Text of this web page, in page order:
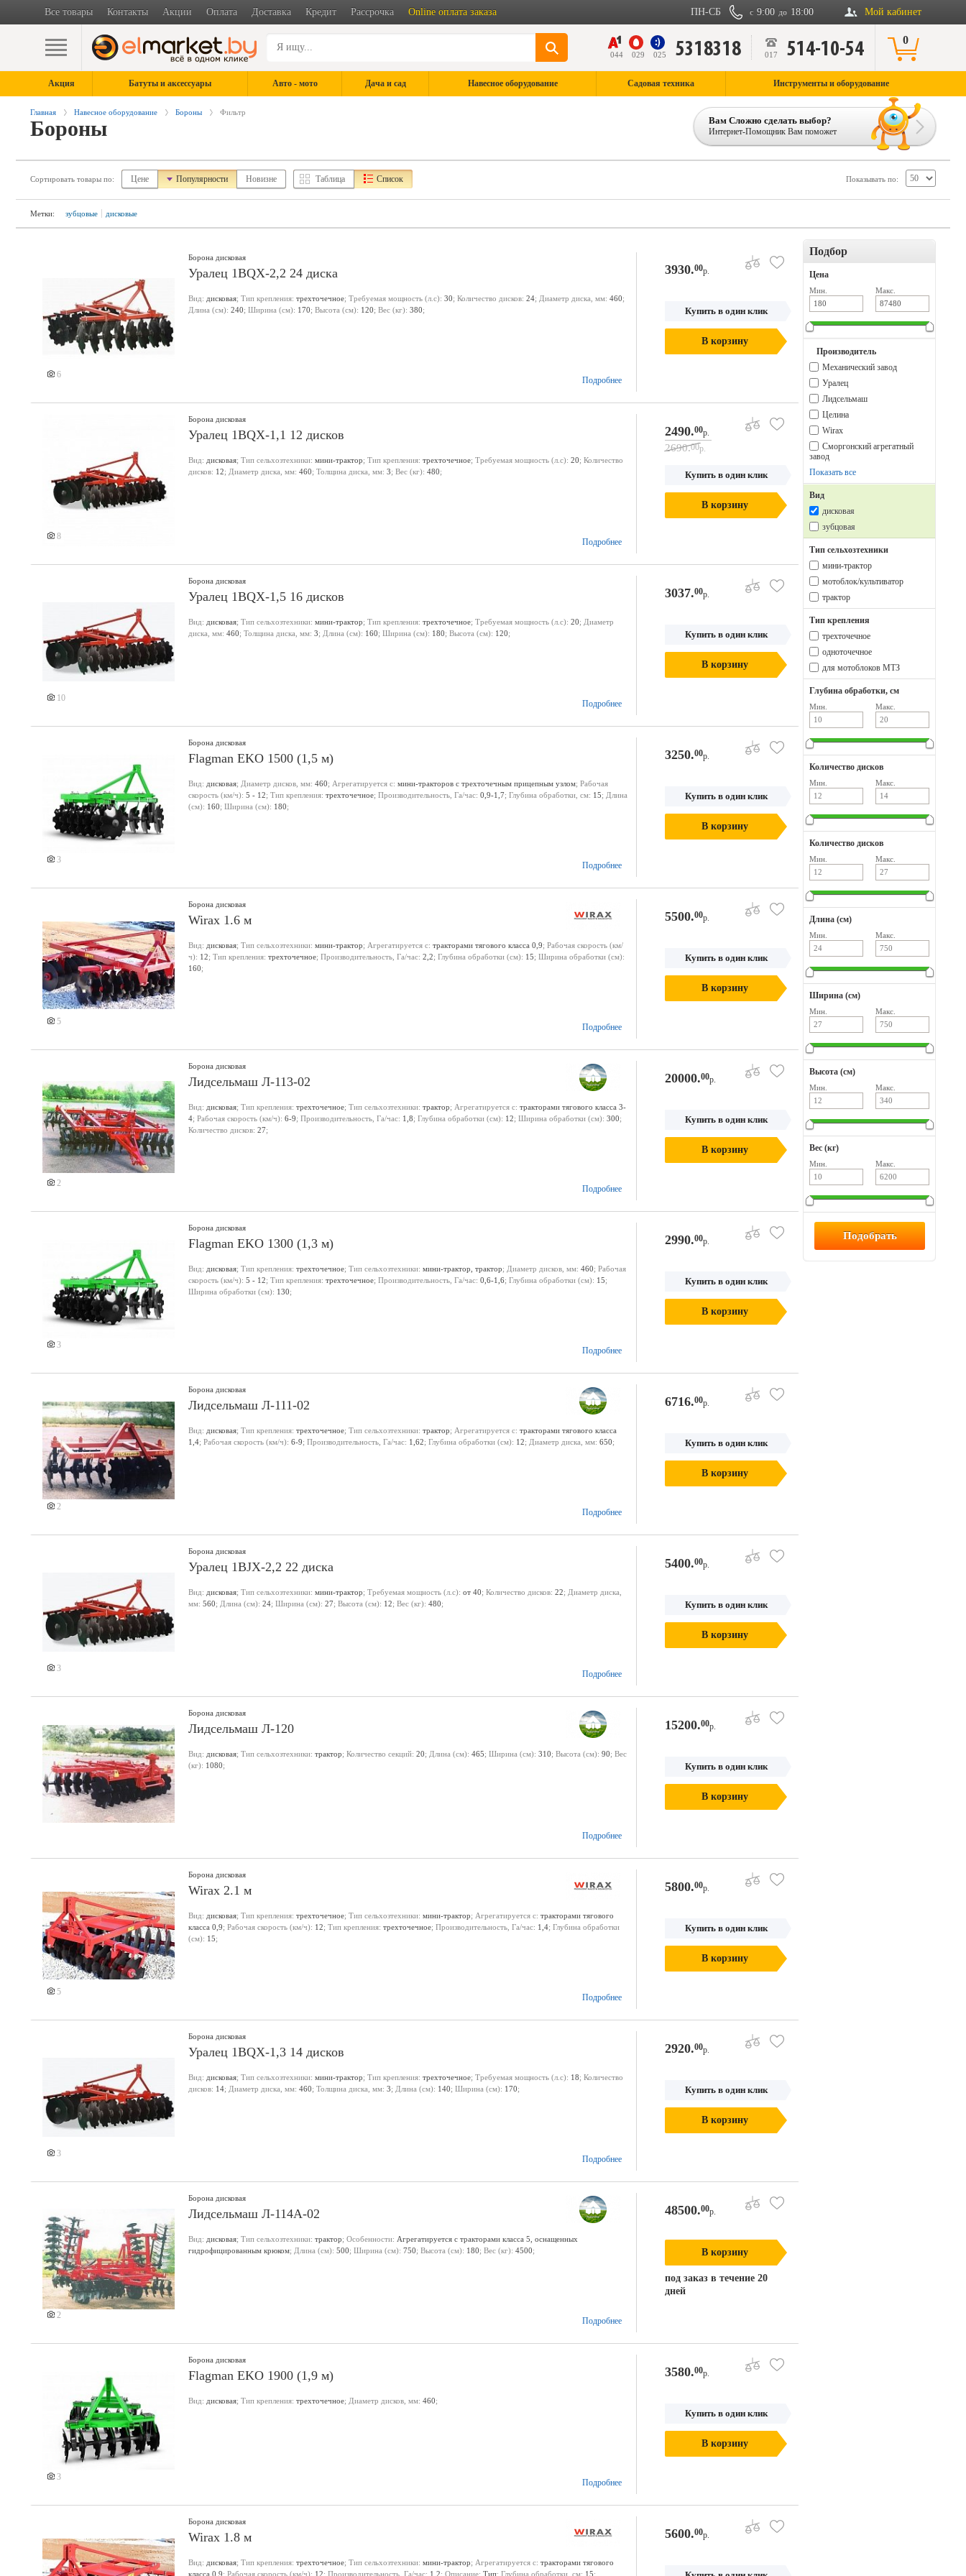
Все товары Контакты Акции Оплата Доставка Кредит Рассрочка Online оплата заказа Мой кабинет
с 9:00 до 18:00
ПН-СБ
044 029 025 5318318 017 514-10-54 0
Акция Батуты и аксессуары Авто - мото Дача и сад Навесное оборудование Садовая техника Инструменты и оборудование
Главная Навесное оборудование Бороны Фильтр
Бороны Вам Сложно сделать выбор?
Интернет-Помощник Вам поможет
Сортировать товары по: Цене Популярности Новизне Таблица Список Показывать по:
Метки: зубцовые дисковые
6
Борона дисковая
Уралец 1BQX-2,2 24 диска
Вид: дисковая; Тип крепления: трехточечное; Требуемая мощность (л.с): 30; Количество дисков: 24; Диаметр диска, мм: 460;
Длина (см): 240; Ширина (см): 170; Высота (см): 120; Вес (кг): 380;
Подробнее
3930.00р.
Купить в один клик
В корзину
8
Борона дисковая
Уралец 1BQX-1,1 12 дисков
Вид: дисковая; Тип сельхозтехники: мини-трактор; Тип крепления: трехточечное; Требуемая мощность (л.с): 20; Количество
дисков: 12; Диаметр диска, мм: 460; Толщина диска, мм: 3; Вес (кг): 480;
Подробнее
2490.00р.
2690.00р.
Купить в один клик
В корзину
10
Еще 1 фото
Борона дисковая
Уралец 1BQX-1,5 16 дисков
Вид: дисковая; Тип сельхозтехники: мини-трактор; Тип крепления: трехточечное; Требуемая мощность (л.с): 20; Диаметр
диска, мм: 460; Толщина диска, мм: 3; Длина (см): 160; Ширина (см): 180; Высота (см): 120;
Подробнее
3037.00р.
Купить в один клик
В корзину
3
Борона дисковая
Flagman EKO 1500 (1,5 м)
Вид: дисковая; Диаметр дисков, мм: 460; Агрегатируется с: мини-тракторов с трехточечным прицепным узлом; Рабочая
скорость (км/ч): 5 - 12; Тип крепления: трехточечное; Производительность, Га/час: 0,9-1,7; Глубина обработки, см: 15; Длина
(см): 160; Ширина (см): 180;
Подробнее
3250.00р.
Купить в один клик
В корзину
5
Борона дисковая
Wirax 1.6 м
Вид: дисковая; Тип сельхозтехники: мини-трактор; Агрегатируется с: тракторами тягового класса 0,9; Рабочая скорость (км/
ч): 12; Тип крепления: трехточечное; Производительность, Га/час: 2,2; Глубина обработки (см): 15; Ширина обработки (см):
160;
Подробнее
5500.00р.
Купить в один клик
В корзину
2
Борона дисковая
Лидсельмаш Л-113-02
Вид: дисковая; Тип крепления: трехточечное; Тип сельхозтехники: трактор; Агрегатируется с: тракторами тягового класса 3-
4; Рабочая скорость (км/ч): 6-9; Производительность, Га/час: 1,8; Глубина обработки (см): 12; Ширина обработки (см): 300;
Количество дисков: 27;
Подробнее
20000.00р.
Купить в один клик
В корзину
3
Борона дисковая
Flagman EKO 1300 (1,3 м)
Вид: дисковая; Тип крепления: трехточечное; Тип сельхозтехники: мини-трактор, трактор; Диаметр дисков, мм: 460; Рабочая
скорость (км/ч): 5 - 12; Тип крепления: трехточечное; Производительность, Га/час: 0,6-1,6; Глубина обработки (см): 15;
Ширина обработки (см): 130;
Подробнее
2990.00р.
Купить в один клик
В корзину
2
Борона дисковая
Лидсельмаш Л-111-02
Вид: дисковая; Тип крепления: трехточечное; Тип сельхозтехники: трактор; Агрегатируется с: тракторами тягового класса
1,4; Рабочая скорость (км/ч): 6-9; Производительность, Га/час: 1,62; Глубина обработки (см): 12; Диаметр диска, мм: 650;
Подробнее
6716.00р.
Купить в один клик
В корзину
3
Борона дисковая
Уралец 1BJX-2,2 22 диска
Вид: дисковая; Тип сельхозтехники: мини-трактор; Требуемая мощность (л.с): от 40; Количество дисков: 22; Диаметр диска,
мм: 560; Длина (см): 24; Ширина (см): 27; Высота (см): 12; Вес (кг): 480;
Подробнее
5400.00р.
Купить в один клик
В корзину
Борона дисковая
Лидсельмаш Л-120
Вид: дисковая; Тип сельхозтехники: трактор; Количество секций: 20; Длина (см): 465; Ширина (см): 310; Высота (см): 90; Вес
(кг): 1080;
Подробнее
15200.00р.
Купить в один клик
В корзину
5
Борона дисковая
Wirax 2.1 м
Вид: дисковая; Тип крепления: трехточечное; Тип сельхозтехники: мини-трактор; Агрегатируется с: тракторами тягового
класса 0,9; Рабочая скорость (км/ч): 12; Тип крепления: трехточечное; Производительность, Га/час: 1,4; Глубина обработки
(см): 15;
Подробнее
5800.00р.
Купить в один клик
В корзину
3
Борона дисковая
Уралец 1BQX-1,3 14 дисков
Вид: дисковая; Тип сельхозтехники: мини-трактор; Тип крепления: трехточечное; Требуемая мощность (л.с): 18; Количество
дисков: 14; Диаметр диска, мм: 460; Толщина диска, мм: 3; Длина (см): 140; Ширина (см): 170;
Подробнее
2920.00р.
Купить в один клик
В корзину
2
Борона дисковая
Лидсельмаш Л-114А-02
Вид: дисковая; Тип сельхозтехники: трактор; Особенности: Агрегатируется с тракторами класса 5, оснащенных
гидрофицированным крюком; Длина (см): 500; Ширина (см): 750; Высота (см): 180; Вес (кг): 4500;
Подробнее
48500.00р.
В корзину
под заказ в течение 20
дней
3
Борона дисковая
Flagman EKO 1900 (1,9 м)
Вид: дисковая; Тип крепления: трехточечное; Диаметр дисков, мм: 460;
Подробнее
3580.00р.
Купить в один клик
В корзину
Борона дисковая
Wirax 1.8 м
Вид: дисковая; Тип крепления: трехточечное; Тип сельхозтехники: мини-трактор; Агрегатируется с: тракторами тягового
класса 0,9; Рабочая скорость (км/ч): 12; Производительность, Га/час: 1,2; Описание: Тип; Глубина обработки, см: 15;
5600.00р.
Подбор
Цена
Мин. Макс.
Производитель
Механический завод
Уралец
Лидсельмаш
Целина
Wirax
Сморгонский агрегатный
завод
Показать все
Вид
дисковая
зубцовая
Тип сельхозтехники
мини-трактор
мотоблок/культиватор
трактор
Тип крепления
трехточечное
одноточечное
для мотоблоков МТЗ
Глубина обработки, см
Мин. Макс.
Количество дисков
Мин. Макс.
Количество дисков
Мин. Макс.
Длина (см)
Мин. Макс.
Ширина (см)
Мин. Макс.
Высота (см)
Мин. Макс.
Вес (кг)
Мин. Макс.